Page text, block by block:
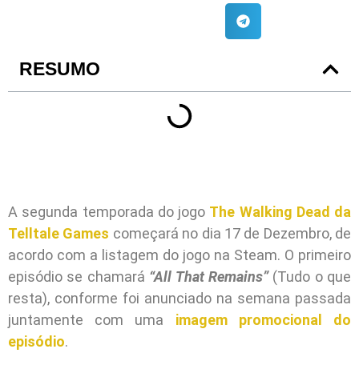
RESUMO
A segunda temporada do jogo The Walking Dead da
Telltale Games começará no dia 17 de Dezembro, de
acordo com a listagem do jogo na Steam. O primeiro
episódio se chamará “All That Remains”(Tudo o que
resta), conforme foi anunciado na semana passada
juntamente com uma imagem promocional do
episódio.